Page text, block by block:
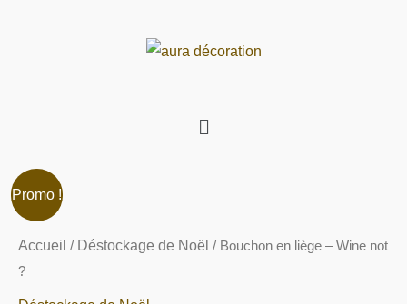
Menu
Promo !
Accueil / Déstockage de Noël / Bouchon en liège – Wine not
?
prix
prix
quantité
de
Bouchon
en
liège